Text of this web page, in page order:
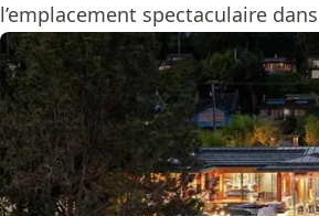
l’emplacement spectaculaire